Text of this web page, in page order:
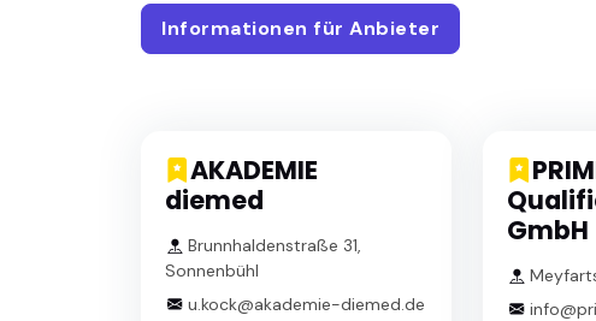
Informationen für Anbieter
AKADEMIE
diemed
Brunnhaldenstraße 31,
Sonnenbühl
u.kock@akademie-diemed.de
GmbH